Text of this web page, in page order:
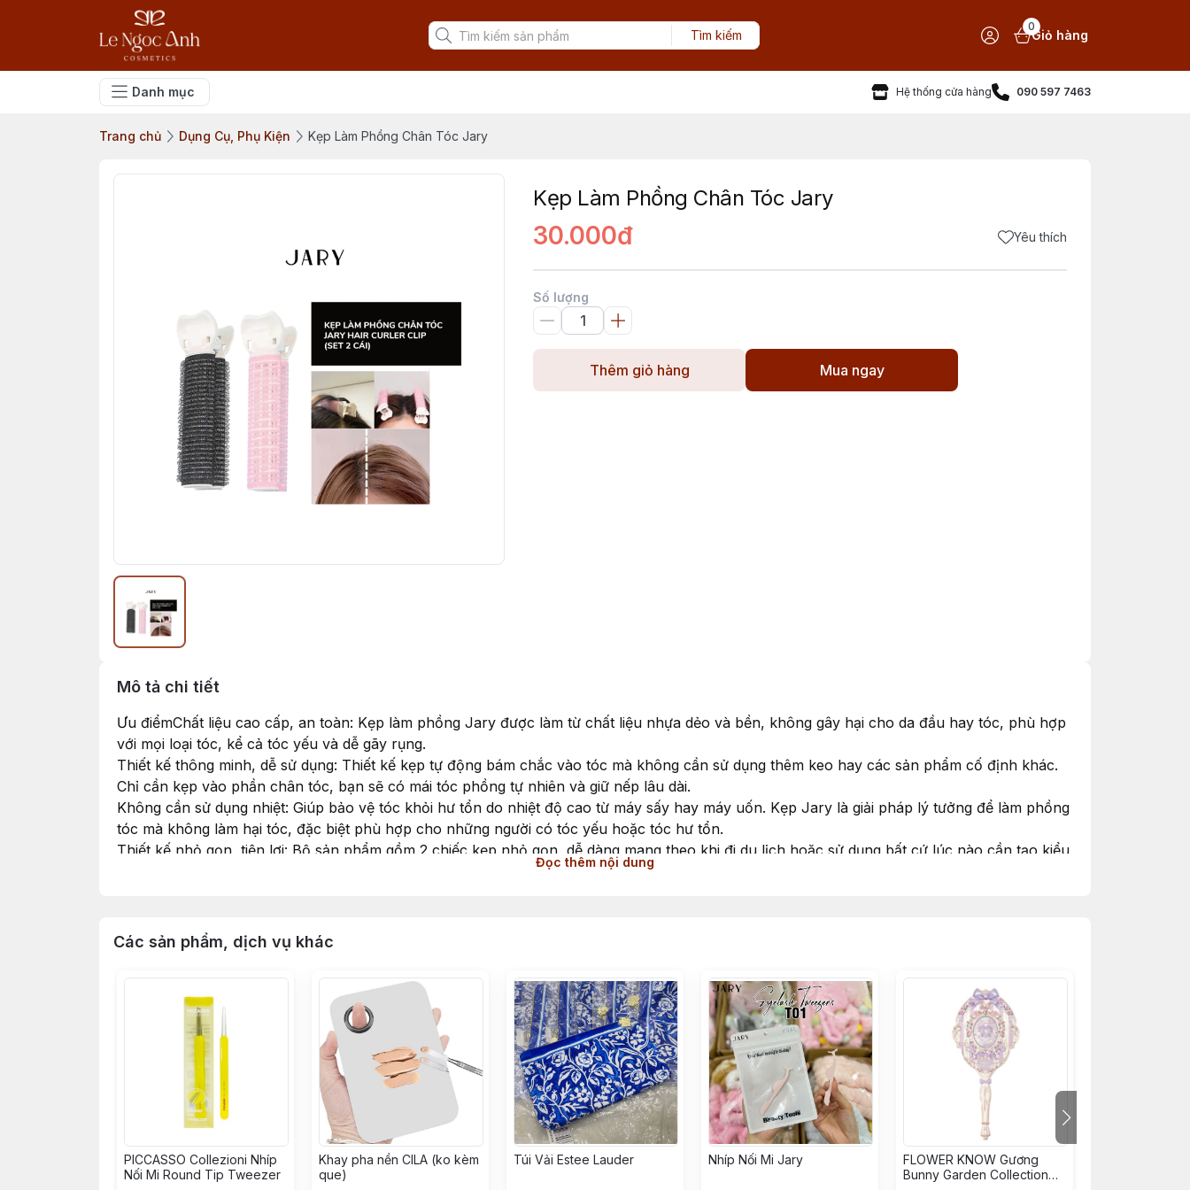
Tìm kiếm
0
Giỏ hàng
Danh mục Hệ thống cửa hàng 090 597 7463
Trang chủ Dụng Cụ, Phụ Kiện Kẹp Làm Phồng Chân Tóc Jary
Kẹp Làm Phồng Chân Tóc Jary
30.000đ Yêu thích
Số lượng
Thêm giỏ hàng Mua ngay
Mô tả chi tiết
Ưu điểmChất liệu cao cấp, an toàn: Kẹp làm phồng Jary được làm từ chất liệu nhựa dẻo và bền, không gây hại cho da đầu hay tóc, phù hợp
với mọi loại tóc, kể cả tóc yếu và dễ gãy rụng.
Thiết kế thông minh, dễ sử dụng: Thiết kế kẹp tự động bám chắc vào tóc mà không cần sử dụng thêm keo hay các sản phẩm cố định khác.
Chỉ cần kẹp vào phần chân tóc, bạn sẽ có mái tóc phồng tự nhiên và giữ nếp lâu dài.
Không cần sử dụng nhiệt: Giúp bảo vệ tóc khỏi hư tổn do nhiệt độ cao từ máy sấy hay máy uốn. Kẹp Jary là giải pháp lý tưởng để làm phồng
tóc mà không làm hại tóc, đặc biệt phù hợp cho những người có tóc yếu hoặc tóc hư tổn.
Thiết kế nhỏ gọn, tiện lợi: Bộ sản phẩm gồm 2 chiếc kẹp nhỏ gọn, dễ dàng mang theo khi đi du lịch hoặc sử dụng bất cứ lúc nào cần tạo kiểu
Đọc thêm nội dung
Các sản phẩm, dịch vụ khác
PICCASSO Collezioni Nhíp
Nối Mi Round Tip Tweezer
Khay pha nền CILA (ko kèm
que)
Túi Vải Estee Lauder Nhíp Nối Mi Jary
FLOWER KNOW Gương
Bunny Garden Collection